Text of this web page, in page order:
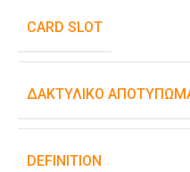
CARD SLOT
ΔΑΚΤΥΛΙΚΌ
DEFINITION